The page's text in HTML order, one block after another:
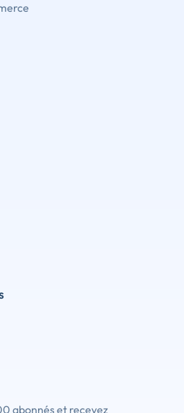
abonnés et recevez